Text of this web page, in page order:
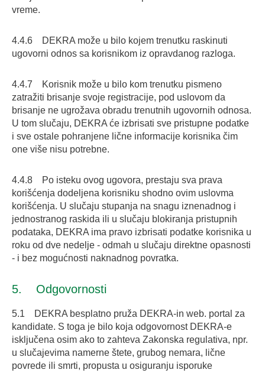
vreme.
4.4.6 DEKRA može u bilo kojem trenutku raskinuti
ugovorni odnos sa korisnikom iz opravdanog razloga.
4.4.7 Korisnik može u bilo kom trenutku pismeno
zatražiti brisanje svoje registracije, pod uslovom da
brisanje ne ugrožava obradu trenutnih ugovornih odnosa.
U tom slučaju, DEKRA će izbrisati sve pristupne podatke
i sve ostale pohranjene lične informacije korisnika čim
one više nisu potrebne.
4.4.8 Po isteku ovog ugovora, prestaju sva prava
korišćenja dodeljena korisniku shodno ovim uslovma
korišćenja. U slučaju stupanja na snagu iznenadnog i
jednostranog raskida ili u slučaju blokiranja pristupnih
podataka, DEKRA ima pravo izbrisati podatke korisnika u
roku od dve nedelje - odmah u slučaju direktne opasnosti
- i bez mogućnosti naknadnog povratka.
5. Odgovornosti
5.1 DEKRA besplatno pruža DEKRA-in web. portal za
kandidate. S toga je bilo koja odgovornost DEKRA-e
isključena osim ako to zahteva Zakonska regulativa, npr.
u slučajevima namerne štete, grubog nemara, lične
povrede ili smrti, propusta u osiguranju isporuke